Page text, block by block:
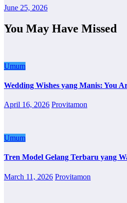
June 25, 2026
You May Have Missed
Umum
Wedding Wishes yang Manis: You
April 16, 2026 Provitamon
Umum
Tren Model Gelang Terbaru yang
March 11, 2026 Provitamon